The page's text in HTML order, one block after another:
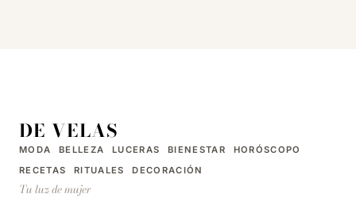
DE VELAS
MODA BELLEZA LUCERAS BIENESTAR
HORÓSCOPO
RECETAS
RITUALES DECORACIÓN
Tu luz de mujer